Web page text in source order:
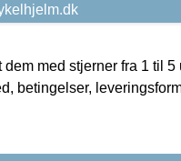
med stjerner fra 1 til 5
betingelser,